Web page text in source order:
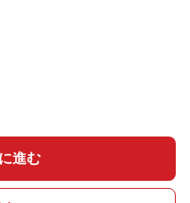
進む